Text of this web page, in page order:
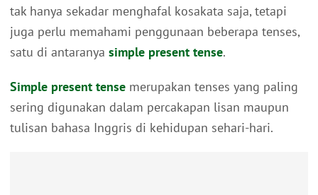
tak hanya sekadar menghafal kosakata saja, tetapi
juga perlu memahami penggunaan beberapa tenses,
satu di antaranya simple present tense.
Simple present tense merupakan tenses yang paling
sering digunakan dalam percakapan lisan maupun
tulisan bahasa Inggris di kehidupan sehari-hari.